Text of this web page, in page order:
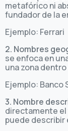
metafórico ni
fundador de la
Ejemplo: Ferrari
2. Nombres
se enfoca en
una zona
Ejemplo: Banco
3. Nombre
directamente el
puede describir